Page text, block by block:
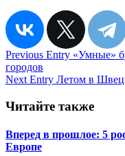
Навигация
по
Previous Entry «Умные»
городов
Next Entry Летом в
Читайте также
Вперед в прошлое: 5
Европе